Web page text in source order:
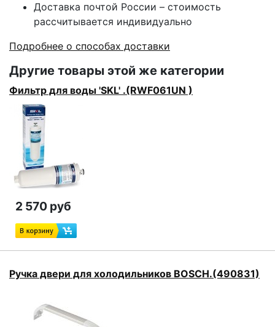
Доставка почтой России – стоимость
рассчитывается индивидуально
Подробнее о способах доставки
Другие товары этой же категории
Фильтр для воды 'SKL' .(RWF061UN )
2 570 руб
Ручка двери для холодильников BOSCH.(490831)